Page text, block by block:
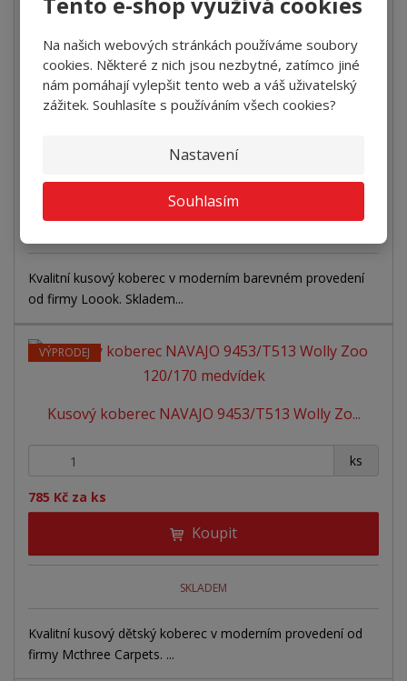
Na našich webových stránkách používáme soubory
cookies. Některé z nich jsou nezbytné, zatímco jiné
nám pomáhají vylepšit tento web a váš uživatelský
zážitek. Souhlasíte s používáním všech cookies?
Nastavení
Souhlasím
Kusový koberec LOOOK 106-035-110 140/200...
Koupit
Kvalitní kusový koberec v moderním barevném provedení
od firmy Loook. Skladem...
VÝPRODEJ
Kusový koberec NAVAJO 9453/T513 Wolly Zo...
785 Kč za ks
ks
+-
Koupit
SKLADEM
Kvalitní kusový dětský koberec v moderním provedení od
firmy Mcthree Carpets. ...